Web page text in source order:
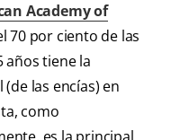
Academy of
70 por ciento de las
años tiene la
las encías) en
como